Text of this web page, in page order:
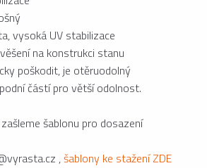
vysoká UV stabilizace
na konstrukci stanu
poškodit, je otěruodolný
částí pro větší odolnost.
šablonu pro dosazení
,šablony ke stažení ZDE